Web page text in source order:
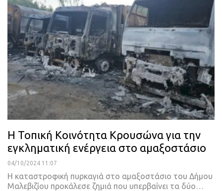
Η Τοπική Κοινότητα Κρουσώνα για την
εγκληματική ενέργεια στο αμαξοστάσιο
04/10/2024 11:07
Η καταστροφική πυρκαγιά στο αμαξοστάσιο του Δήμου
Μαλεβιζίου προκάλεσε ζημιά που υπερβαίνει τα δύο…